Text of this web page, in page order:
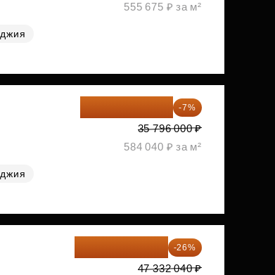
555 675 ₽ за м²
33 290 280 ₽ -7%
35 796 000 ₽
584 040 ₽ за м²
-26%
47 332 040 ₽